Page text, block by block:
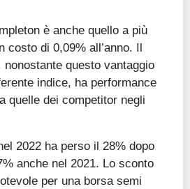
è anche quello a più
costo di 0,09% all’anno. Il
questo vantaggio
indice, ha performance
quelle dei competitor negli
2022 ha perso il 28% dopo
anche nel 2021. Lo sconto
per una borsa semi